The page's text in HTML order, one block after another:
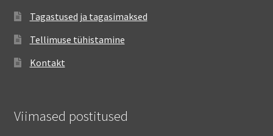
Tagastused ja tagasimaksed
Tellimuse tühistamine
Kontakt
Viimased postitused